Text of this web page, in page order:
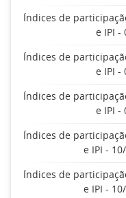
Índices de
e IPI -
Índices de
e IPI -
Índices de
e IPI -
Índices de
e IPI -
Índices de
e IPI -